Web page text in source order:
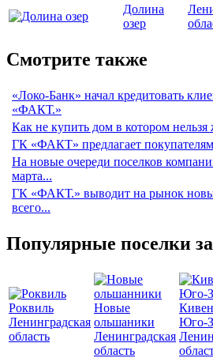
Долина
озер
Смотрите также
«Локо-Банк» начал кредитовать
«ФАКТ.»
Как не купить дом в котором нельзя
ГК «ФАКТ» предлагает
На новые очереди поселков
марта...
ГК «ФАКТ.» выводит на рынок
всего...
Популярные поселки за
Роквиль
Ленинградская
область
Новые
ольшаники
Ленинградская
область
Юго-